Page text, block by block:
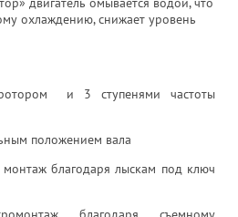
охлаждению, снижает уровень
и 3 ступенями частоты
положением вала
благодаря лыскам под ключ